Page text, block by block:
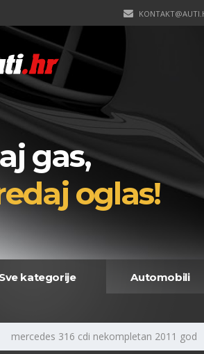
gas,
oglas!
Sve kategorije Automobili